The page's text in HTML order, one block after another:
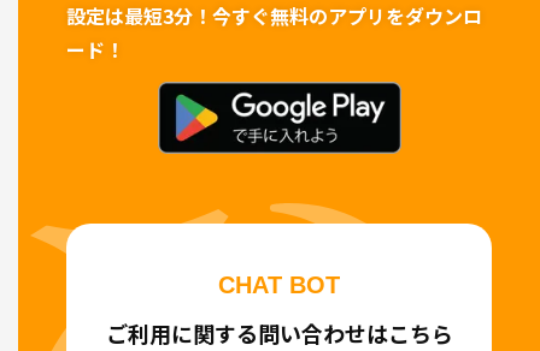
設定は最短3分！ 今すぐ無料のアプリをダウンロ
ード！
CHAT BOT
ご利用に関する問い合わせはこちら